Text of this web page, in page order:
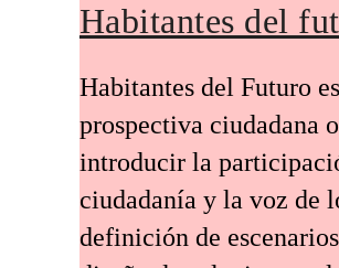
Habitantes del
Habitantes del Futuro
prospectiva ciudadana
introducir la
ciudadanía y la voz de
definición de